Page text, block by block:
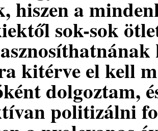
hiszen a
sok-sok
kitérve el kell
dolgoztam,
politizálni